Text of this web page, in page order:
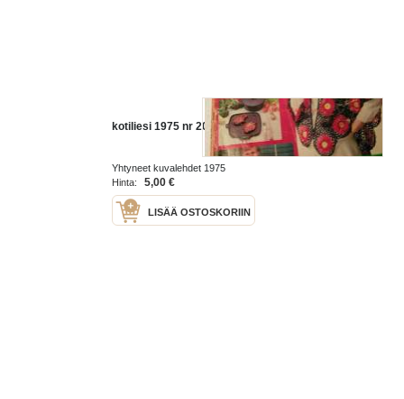
kotiliesi 1975 nr 20
Yhtyneet kuvalehdet 1975
Hinta:
5,00 €
LISÄÄ OSTOSKORIIN